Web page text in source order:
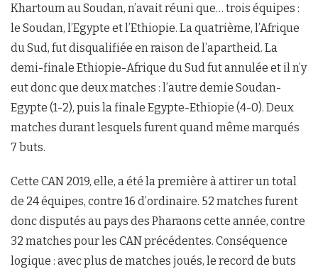
Khartoum au Soudan, n’avait réuni que… trois équipes :
le Soudan, l’Egypte et l’Ethiopie. La quatrième, l’Afrique
du Sud, fut disqualifiée en raison de l’apartheid. La
demi-finale Ethiopie-Afrique du Sud fut annulée et il n’y
eut donc que deux matches : l’autre demie Soudan-
Egypte (1-2), puis la finale Egypte-Ethiopie (4-0). Deux
matches durant lesquels furent quand même marqués
7 buts.
Cette CAN 2019, elle, a été la première à attirer un total
de 24 équipes, contre 16 d’ordinaire. 52 matches furent
donc disputés au pays des Pharaons cette année, contre
32 matches pour les CAN précédentes. Conséquence
logique : avec plus de matches joués, le record de buts